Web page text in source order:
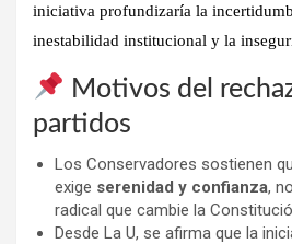
iniciativa profundizaría la
inestabilidad institucional y la
Motivos del
partidos
Los Conservadores sostienen
exige serenidad y confianza,
radical que cambie la
Desde La U, se afirma que la